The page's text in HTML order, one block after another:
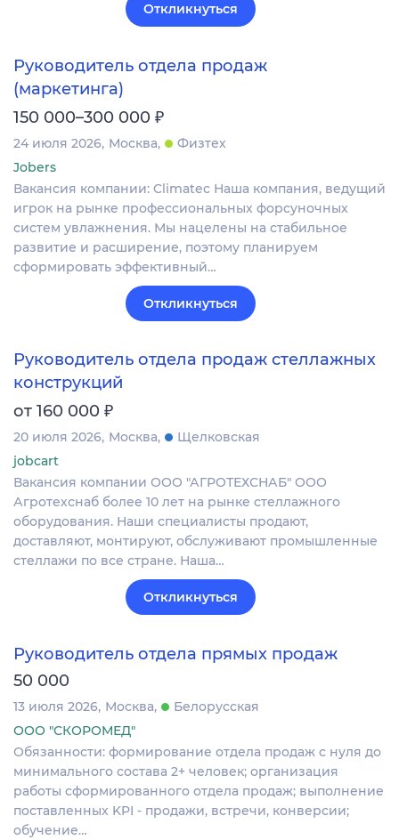
Откликнуться
Руководитель отдела продаж
(маркетинга)
150 000–300 000 ₽
24 июля 2026 Москва
Физтех
Jobers
Вакансия компании: Climatec Наша компания, ведущий
игрок на рынке профессиональных форсуночных
систем увлажнения. Мы нацелены на стабильное
развитие и расширение, поэтому планируем
сформировать эффективный…
Откликнуться
Руководитель отдела продаж стеллажных
конструкций
от 160 000 ₽
20 июля 2026 Москва
Щелковская
jobcart
Вакансия компании ООО "АГРОТЕХСНАБ" ООО
Агротехснаб более 10 лет на рынке стеллажного
оборудования. Наши специалисты продают,
доставляют, монтируют, обслуживают промышленные
стеллажи по все стране. Наша…
Откликнуться
Руководитель отдела прямых продаж
50 000
13 июля 2026 Москва
Белорусская
ООО "СКОРОМЕД"
Обязанности: формирование отдела продаж с нуля до
минимального состава 2+ человек; организация
работы сформированного отдела продаж; выполнение
поставленных KPI - продажи, встречи, конверсии;
обучение…